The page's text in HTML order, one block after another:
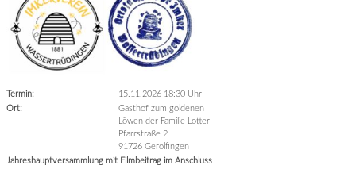
Termin:
15.11.2026 18:30 Uhr
Ort:
Gasthof zum goldenen
Löwen der Familie Lotter
Pfarrstraße 2
91726 Gerolfingen
Jahreshauptversammlung mit Filmbeitrag im Anschluss